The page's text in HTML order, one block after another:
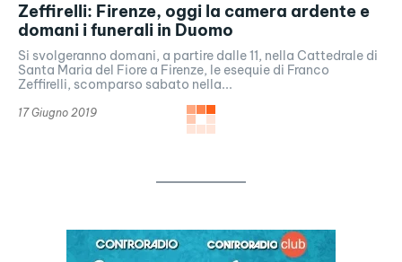
Zeffirelli: Firenze, oggi la camera ardente e
domani i funerali in Duomo
Si svolgeranno domani, a partire dalle 11, nella Cattedrale di
Santa Maria del Fiore a Firenze, le esequie di Franco
Zeffirelli, scomparso sabato nella...
17 Giugno 2019